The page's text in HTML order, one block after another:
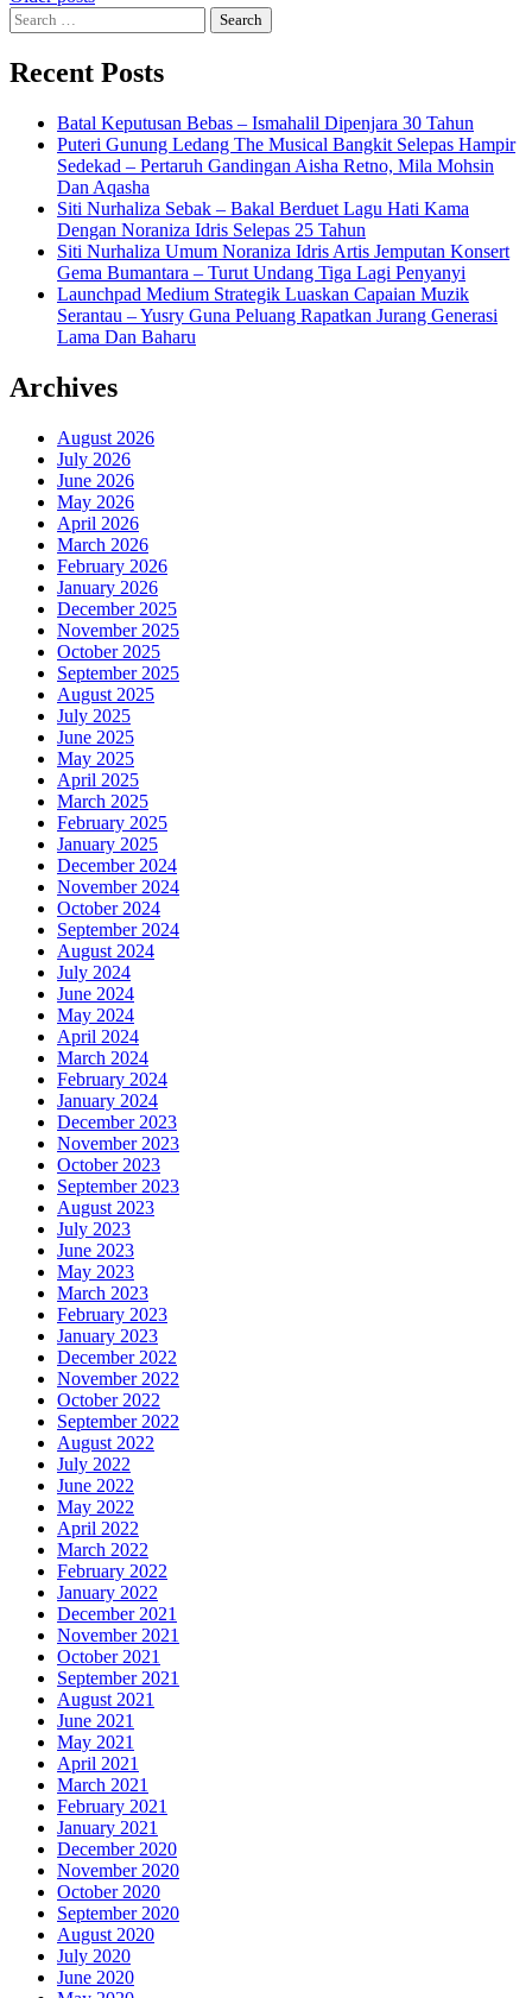
navigation
Search
for:
Recent Posts
Batal Keputusan Bebas – Ismahalil Dipenjara 30 Tahun
Puteri Gunung Ledang The Musical Bangkit Selepas Hampir
Sedekad – Pertaruh Gandingan Aisha Retno, Mila Mohsin
Dan Aqasha
Siti Nurhaliza Sebak – Bakal Berduet Lagu Hati Kama
Dengan Noraniza Idris Selepas 25 Tahun
Siti Nurhaliza Umum Noraniza Idris Artis Jemputan Konsert
Gema Bumantara – Turut Undang Tiga Lagi Penyanyi
Launchpad Medium Strategik Luaskan Capaian Muzik
Serantau – Yusry Guna Peluang Rapatkan Jurang Generasi
Lama Dan Baharu
Archives
August 2026
July 2026
June 2026
May 2026
April 2026
March 2026
February 2026
January 2026
December 2025
November 2025
October 2025
September 2025
August 2025
July 2025
June 2025
May 2025
April 2025
March 2025
February 2025
January 2025
December 2024
November 2024
October 2024
September 2024
August 2024
July 2024
June 2024
May 2024
April 2024
March 2024
February 2024
January 2024
December 2023
November 2023
October 2023
September 2023
August 2023
July 2023
June 2023
May 2023
March 2023
February 2023
January 2023
December 2022
November 2022
October 2022
September 2022
August 2022
July 2022
June 2022
May 2022
April 2022
March 2022
February 2022
January 2022
December 2021
November 2021
October 2021
September 2021
August 2021
June 2021
May 2021
April 2021
March 2021
February 2021
January 2021
December 2020
November 2020
October 2020
September 2020
August 2020
July 2020
June 2020